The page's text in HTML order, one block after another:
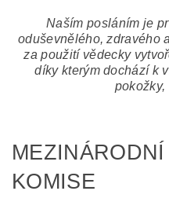
Naším posláním je
oduševnělého, zdravého
za použití vědecky
díky kterým dochází k
pokožky,
KOMISE